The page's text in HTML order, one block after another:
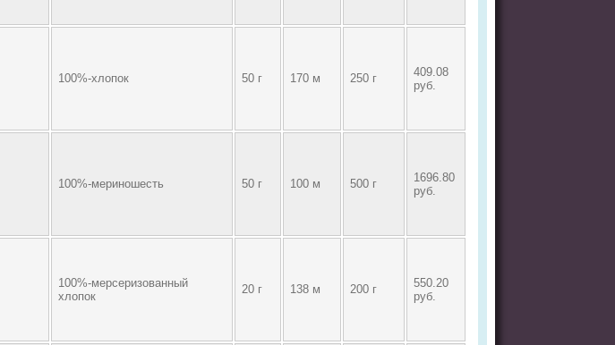
100%-хлопок 50 г 170 м 250 г
409.08
руб.
100%-мериношесть 50 г 100 м 500 г
1696.80
руб.
100%-мерсеризованный
хлопок
20 г 138 м 200 г
550.20
руб.